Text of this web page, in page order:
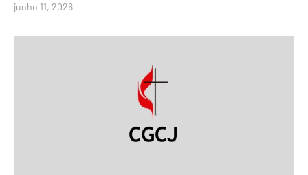
junho 11, 2026